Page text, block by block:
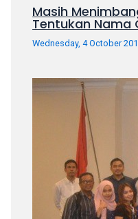
website.
Watching
videos
Masih
Tentukan Nama
Wednesday, 4 October